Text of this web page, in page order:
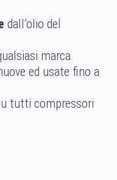
dall’olio del
marca
ed usate fino a
tutti compressori